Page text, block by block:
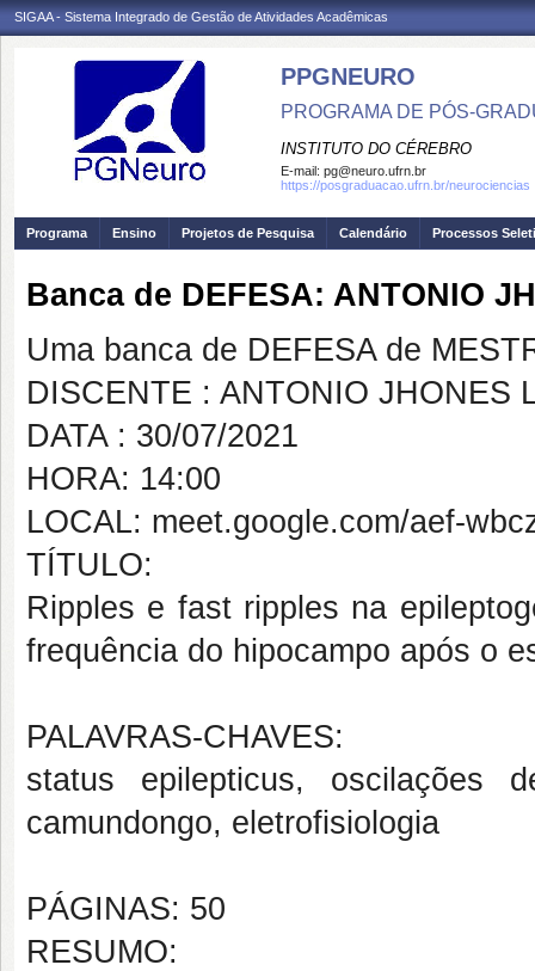
SIGAA - Sistema Integrado de Gestão de Atividades Acadêmicas
PPGNEURO
PROGRAMA DE PÓS-
INSTITUTO DO CÉREBRO
E-mail: pg@neuro.ufrn.br
https://posgraduacao.ufrn.br/neurociencias
Programa Ensino Projetos de Pesquisa Calendário Processos
Banca de DEFESA: ANTONIO
Uma banca de DEFESA de
DISCENTE : ANTONIO JHONES
DATA : 30/07/2021
HORA: 14:00
LOCAL: meet.google.com/aef-
TÍTULO:
Ripples e fast ripples na
frequência do hipocampo após o
PALAVRAS-CHAVES:
status epilepticus, oscilações
camundongo, eletrofisiologia
PÁGINAS: 50
RESUMO: